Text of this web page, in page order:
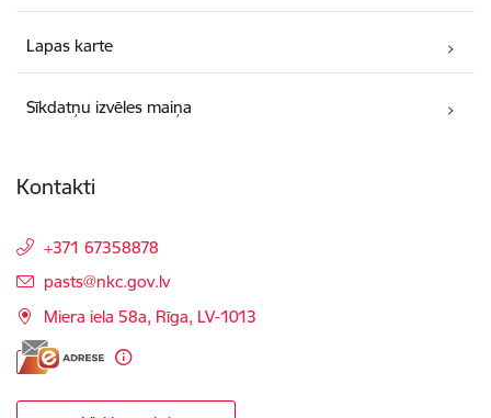
Lapas karte
Sīkdatņu izvēles maiņa
Kontakti
+371 67358878
E-pasts:
pasts@nkc.gov.lv
Miera iela 58a, Rīga, LV-1013